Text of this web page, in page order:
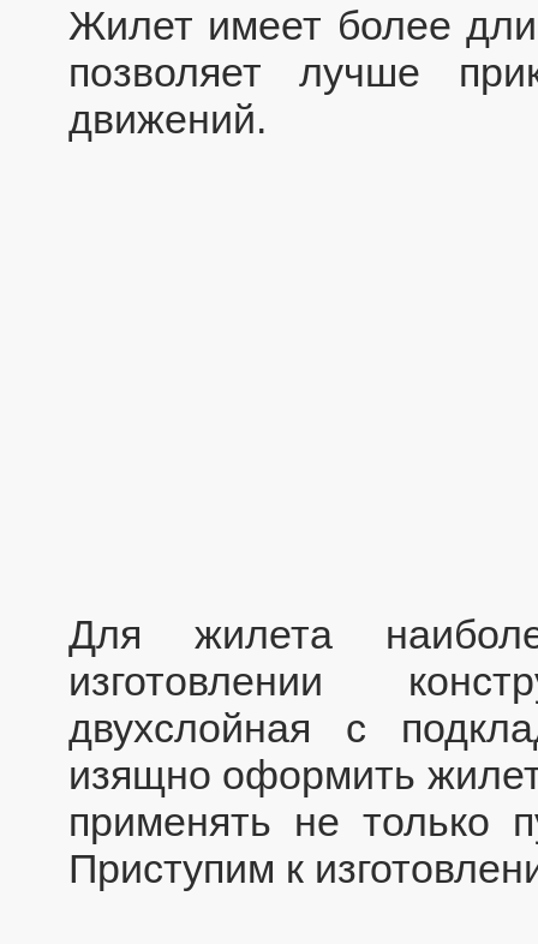
Жилет имеет более
позволяет лучше
движений.
Для жилета
изготовлении
двухслойная с
изящно оформить
применять не только
Приступим к